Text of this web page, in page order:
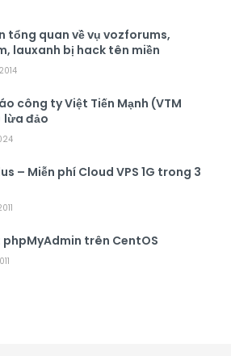
tổng quan về vụ vozforums,
lauxanh bị hack tên miền
công ty Việt Tiến Mạnh (VTM
lừa đảo
– Miễn phí Cloud VPS 1G trong 3
phpMyAdmin trên CentOS